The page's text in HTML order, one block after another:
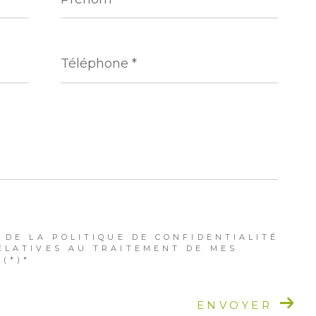
*
LA POLITIQUE DE CONFIDENTIALITÉ
AU TRAITEMENT DE MES
(*)*
ENVOYER